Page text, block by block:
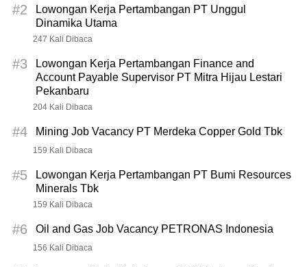
#2
Lowongan Kerja Pertambangan PT Unggul
Dinamika Utama
247 Kali Dibaca
#3
Lowongan Kerja Pertambangan Finance and
Account Payable Supervisor PT Mitra Hijau Lestari
Pekanbaru
204 Kali Dibaca
#4 Mining Job Vacancy PT Merdeka Copper Gold Tbk
159 Kali Dibaca
#5
Lowongan Kerja Pertambangan PT Bumi Resources
Minerals Tbk
159 Kali Dibaca
#6 Oil and Gas Job Vacancy PETRONAS Indonesia
156 Kali Dibaca